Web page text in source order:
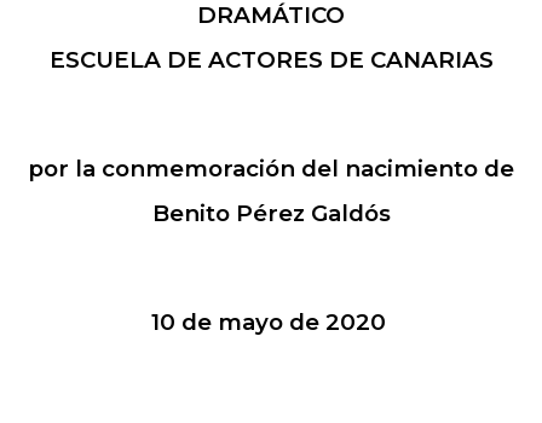
DRAMÁTICO
ESCUELA DE ACTORES DE CANARIAS
por la conmemoración del nacimiento de
Benito Pérez Galdós
10 de mayo de 2020